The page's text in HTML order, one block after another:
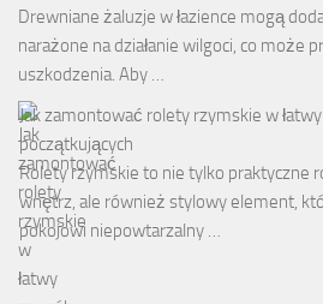
Drewniane żaluzje w łazience mogą
narażone na działanie wilgoci, co może
uszkodzenia. Aby …
Jak zamontować rolety rzymskie w
początkujących
Rolety rzymskie to nie tylko praktyczne
wnętrz, ale również stylowy element,
pokojowi niepowtarzalny …